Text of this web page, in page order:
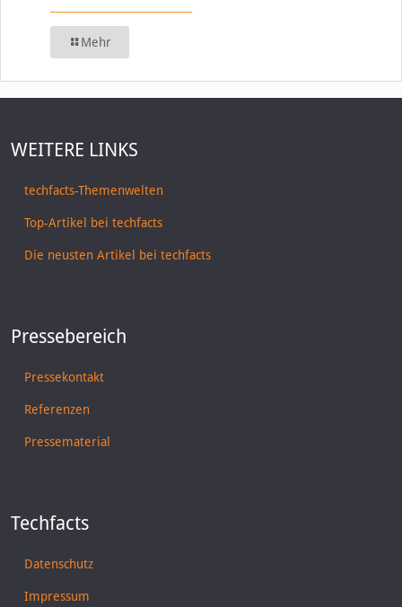
Mehr
WEITERE LINKS
techfacts-Themenwelten
Top-Artikel bei techfacts
Die neusten Artikel bei techfacts
Pressebereich
Pressekontakt
Referenzen
Pressematerial
Techfacts
Datenschutz
Impressum